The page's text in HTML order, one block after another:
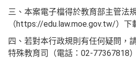
三、本案電子檔得於教育部主管法
（https://edu.law.moe.gov.tw/）下
四、若對本行政規則有任何疑問，
特殊教育司（電話：02-77367818